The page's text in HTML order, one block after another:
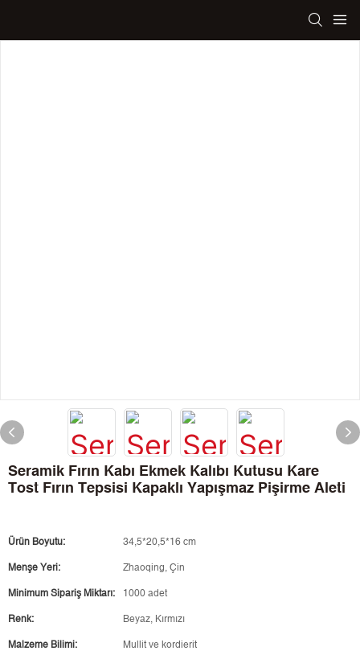
Seramik Fırın Kabı Ekmek Kalıbı Kutusu Kare
Tost Fırın Tepsisi Kapaklı Yapışmaz Pişirme Aleti
Ürün Boyutu: 34,5*20,5*16 cm
Menşe Yeri: Zhaoqing, Çin
Minimum Sipariş Miktarı: 1000 adet
Renk: Beyaz, Kırmızı
Malzeme Bilimi: Mullit ve kordierit